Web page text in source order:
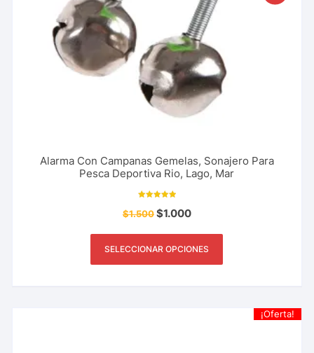
Alarma Con Campanas Gemelas, Sonajero Para
Pesca Deportiva Rio, Lago, Mar
5.00
de 5
$1.500$1.000
SELECCIONAR OPCIONES
¡Oferta!